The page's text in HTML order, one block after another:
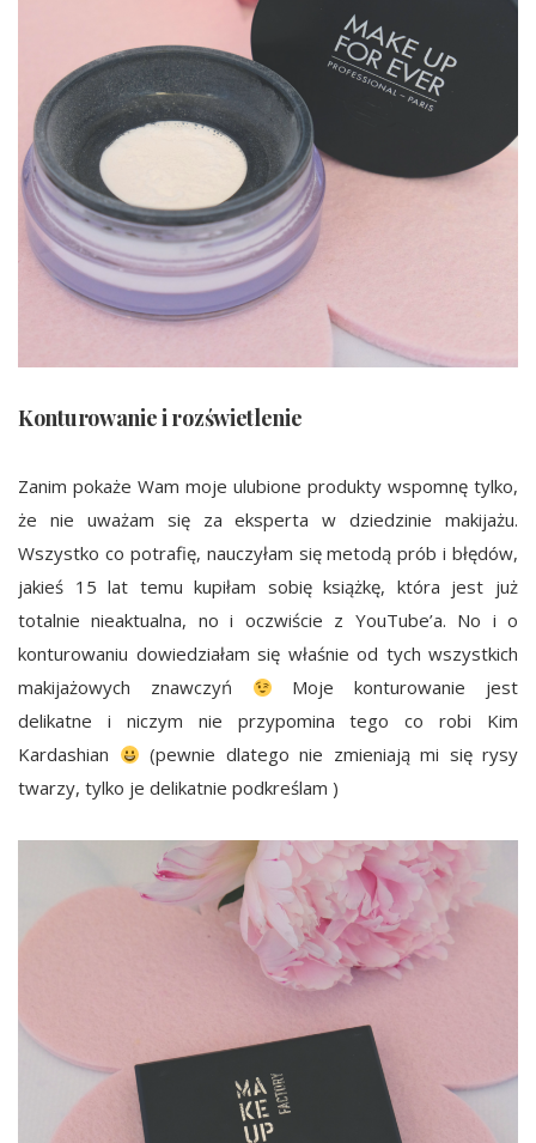
Konturowanie i rozświetlenie
Zanim pokaże Wam moje ulubione produkty wspomnę tylko,
że nie uważam się za eksperta w dziedzinie makijażu.
Wszystko co potrafię, nauczyłam się metodą prób i błędów,
jakieś 15 lat temu kupiłam sobię książkę, która jest już
totalnie nieaktualna, no i oczwiście z YouTube’a. No i o
konturowaniu dowiedziałam się właśnie od tych wszystkich
makijażowych znawczyń
Moje konturowanie jest
delikatne i niczym nie przypomina tego co robi Kim
Kardashian
(pewnie dlatego nie zmieniają mi się rysy
twarzy, tylko je delikatnie podkreślam )